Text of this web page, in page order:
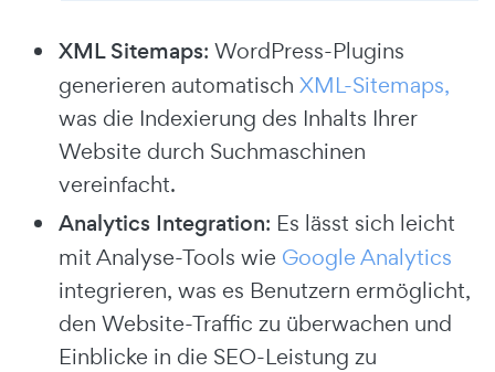
XML Sitemaps: WordPress-Plugins
generieren automatisch XML-Sitemaps,
was die Indexierung des Inhalts Ihrer
Website durch Suchmaschinen
vereinfacht.
Analytics Integration: Es lässt sich leicht
mit Analyse-Tools wie Google Analytics
integrieren, was es Benutzern ermöglicht,
den Website-Traffic zu überwachen und
Einblicke in die SEO-Leistung zu